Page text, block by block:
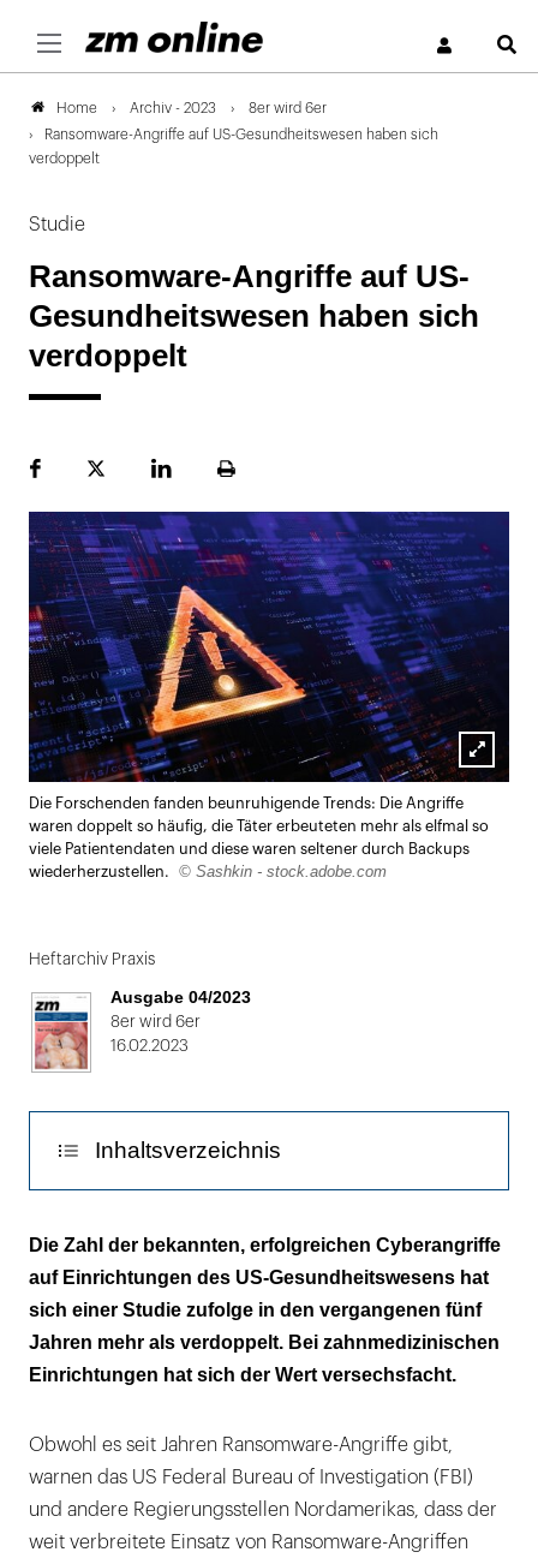
Home Archiv - 2023
8er wird 6er
Ransomware-Angriffe auf US-Gesundheitswesen haben sich
verdoppelt
Studie
Ransomware-Angriffe auf US-
Gesundheitswesen haben sich
verdoppelt
FacebookPlattformLinekdInSeite
Lightbox
öffnen
Die Forschenden fanden beunruhigende Trends: Die Angriffe
waren doppelt so häufig, die Täter erbeuteten mehr als elfmal so
viele Patientendaten und diese waren seltener durch Backups
wiederherzustellen.
© Sashkin - stock.adobe.com
Heftarchiv Praxis
Ausgabe 04/2023
8er wird 6er
16.02.2023
Inhaltsverzeichnis
Angriffe beeinträchtigen die
Patientenversorgung
Nur in 14 Prozent der Fälle gab es ein
funktionierendes Backup
Die Zahl der bekannten, erfolgreichen Cyberangriffe
auf Einrichtungen des US-Gesundheitswesens hat
sich einer Studie zufolge in den vergangenen fünf
Jahren mehr als verdoppelt. Bei zahnmedizinischen
Einrichtungen hat sich der Wert versechsfacht.
Obwohl es seit Jahren Ransomware-Angriffe gibt,
warnen das US Federal Bureau of Investigation (FBI)
und andere Regierungsstellen Nordamerikas, dass der
weit verbreitete Einsatz von Ransomware-Angriffen